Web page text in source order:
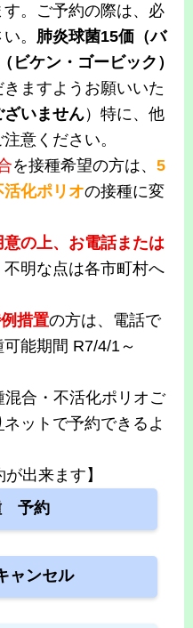
。ご予約の際は、必
。 肺炎球菌15価（バ
ビケン・ゴービック）
きますようお願いいた
ざいません）特に、他
意ください。
を接種希望の方は、 5
化ポリオの接種に変
の上、お電話または
不明な点は各市町村へ
措置の方は、電話で
能期間 R7/4/1～
混合・不活化ポリオご
ネットで予約できるよ
出来ます】
予約
ャンセル